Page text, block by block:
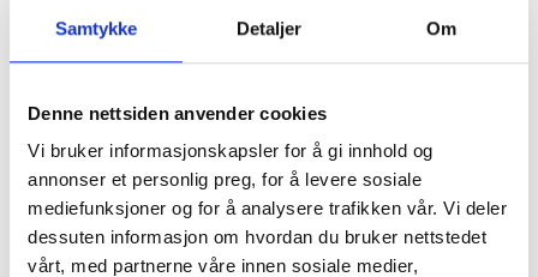
Samtykke Detaljer Om
Denne nettsiden anvender cookies
Vi bruker informasjonskapsler for å gi innhold og
annonser et personlig preg, for å levere sosiale
mediefunksjoner og for å analysere trafikken vår. Vi deler
dessuten informasjon om hvordan du bruker nettstedet
vårt, med partnerne våre innen sosiale medier,
– Nei, det tror jeg ikke. Man må
vurdere hver enkelt familie, hva som
skal være Navs ansvar og hva som skal
være ansvaret til barnevernet. Nå tar
ingen ansvar for det, svarer Kojan.
Etatene må ta aktivt ansvar for hvem